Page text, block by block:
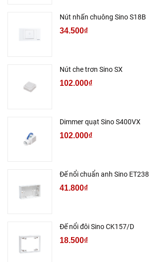
Nút nhấn chuông Sino S18B
34.500₫
Nút che trơn Sino SX
102.000₫
Dimmer quạt Sino S400VX
102.000₫
Đế nổi chuẩn anh Sino ET238
41.800₫
Đế nổi đôi Sino CK157/D
18.500₫